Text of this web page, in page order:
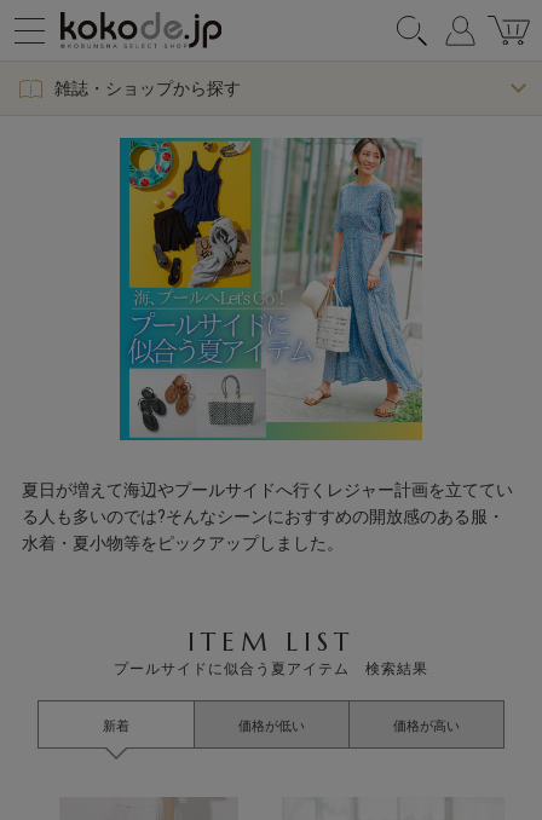
雑誌・ショップから探す
夏日が増えて海辺やプールサイドへ行くレジャー計画を立ててい
る人も多いのでは?そんなシーンにおすすめの開放感のある服・
水着・夏小物等をピックアップしました。
ITEM LIST
プールサイドに似合う夏アイテム 検索結果
新着 価格が低い 価格が高い